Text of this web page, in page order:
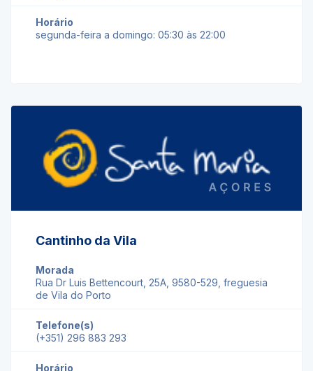
Horário
segunda-feira a domingo: 05:30 às 22:00
Cantinho da Vila
Morada
Rua Dr Luis Bettencourt, 25A, 9580-529, freguesia
de Vila do Porto
Telefone(s)
(+351) 296 883 293
Horário